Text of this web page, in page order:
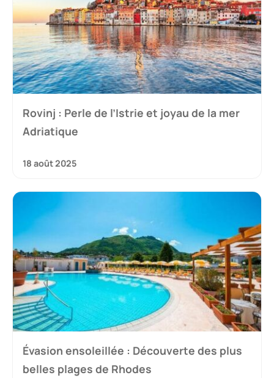
Rovinj : Perle de l’Istrie et joyau de la mer
Adriatique
18 août 2025
Évasion ensoleillée : Découverte des plus
belles plages de Rhodes